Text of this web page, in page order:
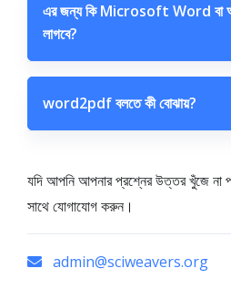
এর জন্য কি Microsoft Word বা
লাগবে?
word2pdf বলতে কী বোঝায়?
যদি আপনি আপনার প্রশ্নের উত্তর খুঁজে না
সাথে যোগাযোগ করুন।
admin@sciweavers.org